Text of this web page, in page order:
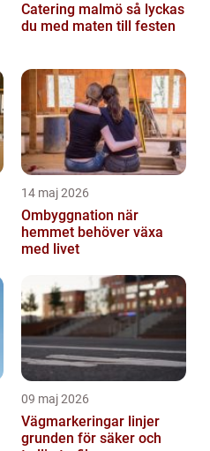
Catering malmö så lyckas
du med maten till festen
14 maj 2026
Ombyggnation när
hemmet behöver växa
med livet
09 maj 2026
Vägmarkeringar linjer
grunden för säker och